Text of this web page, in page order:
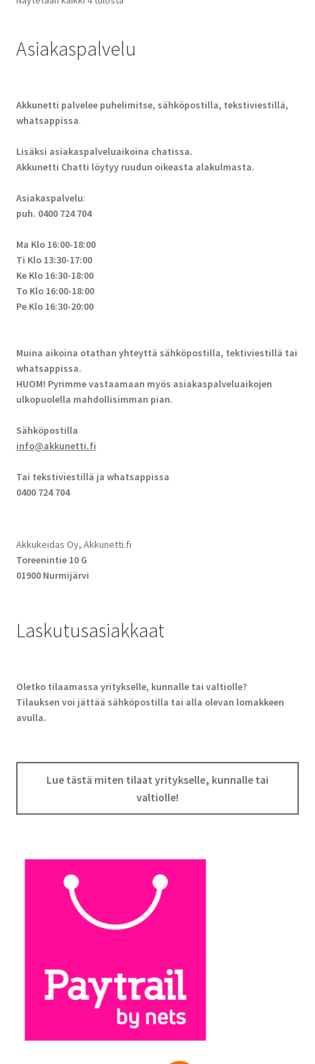
Asiakaspalvelu
Akkunetti palvelee puhelimitse, sähköpostilla, tekstiviestillä,
whatsappissa.
Lisäksi asiakaspalveluaikoina chatissa.
Akkunetti Chatti löytyy ruudun oikeasta alakulmasta.
Asiakaspalvelu:
puh. 0400 724 704
Ma Klo 16:00-18:00
Ti Klo 13:30-17:00
Ke Klo 16:30-18:00
To Klo 16:00-18:00
Pe Klo 16:30-20:00
Muina aikoina otathan yhteyttä sähköpostilla, tektiviestillä tai
whatsappissa.
HUOM! Pyrimme vastaamaan myös asiakaspalveluaikojen
ulkopuolella mahdollisimman pian.
Sähköpostilla
info@akkunetti.fi
Tai tekstiviestillä ja whatsappissa
0400 724 704
Akkukeidas Oy, Akkunetti.fi
Toreenintie 10 G
01900 Nurmijärvi
Laskutusasiakkaat
Oletko tilaamassa yritykselle, kunnalle tai valtiolle?
Tilauksen voi jättää sähköpostilla tai alla olevan lomakkeen
avulla.
Lue tästä miten tilaat yritykselle, kunnalle tai
valtiolle!